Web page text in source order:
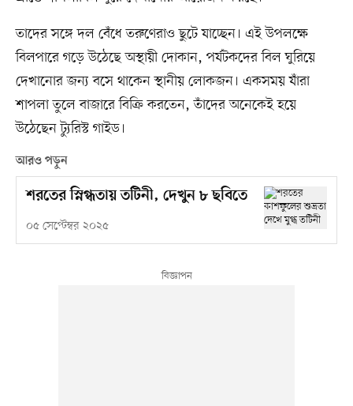
তাদের সঙ্গে দল বেঁধে তরুণেরাও ছুটে যাচ্ছেন। এই উপলক্ষে
বিলপারে গড়ে উঠেছে অস্থায়ী দোকান, পর্যটকদের বিল ঘুরিয়ে
দেখানোর জন্য বসে থাকেন স্থানীয় লোকজন। একসময় যাঁরা
শাপলা তুলে বাজারে বিক্রি করতেন, তাঁদের অনেকেই হয়ে
উঠেছেন ট্যুরিস্ট গাইড।
আরও পড়ুন
শরতের স্নিগ্ধতায় তটিনী, দেখুন ৮ ছবিতে
০৫ সেপ্টেম্বর ২০২৫